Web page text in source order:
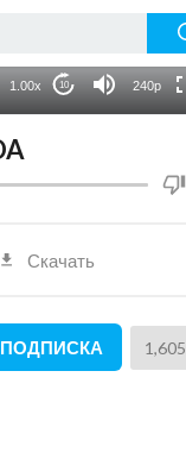
1.00x 10 240p
Скачать
ПОДПИСКА 1,605